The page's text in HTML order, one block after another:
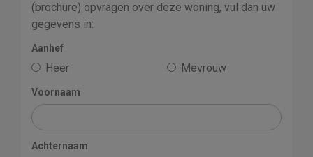
(brochure) opvragen over deze woning, vul dan uw
gegevens in:
Aanhef
Heer Mevrouw
Voornaam
Achternaam